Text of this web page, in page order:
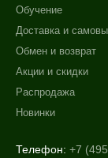
Обучение
Доставка и
Обмен и возврат
Акции и скидки
Распродажа
Новинки
Телефон: +7